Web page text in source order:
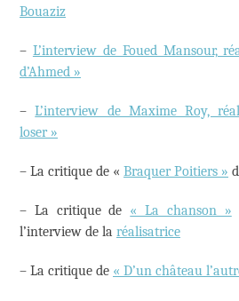
Bouaziz
– L’interview de Foued Mansour,
d’Ahmed »
–L’interview de Maxime Roy,
loser »
– La critique de « Braquer Poitiers »
– La critique de « La chanson »
l’interview de la réalisatrice
– La critique de « D’un château